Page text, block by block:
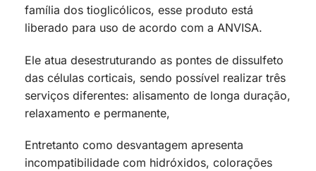
família dos tioglicólicos, esse produto está
liberado para uso de acordo com a ANVISA.
Ele atua desestruturando as pontes de dissulfeto
das células corticais, sendo possível realizar três
serviços diferentes: alisamento de longa duração,
relaxamento e permanente,
Entretanto como desvantagem apresenta
incompatibilidade com hidróxidos, colorações